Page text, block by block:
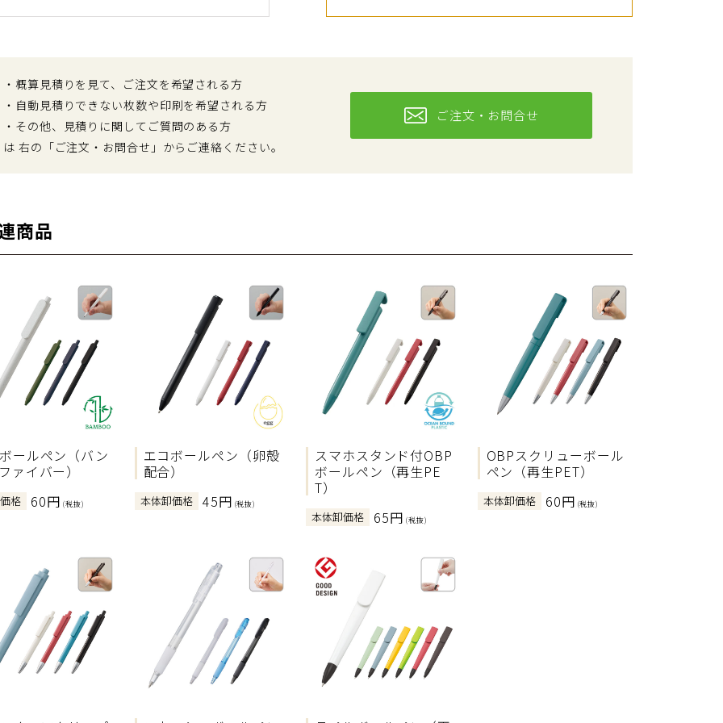
・概算見積りを見て、ご注文を希望される方
・自動見積りできない枚数や印刷を希望される方
・その他、見積りに関してご質問のある方
は 右の「ご注文・お問合せ」からご連絡ください。
ご注文・お問合せ
商品
ールペン（バン
ァイバー）
格 60円 (税抜)
エコボールペン（卵殻
配合）
本体卸価格 45円 (税抜)
スマホスタンド付OBP
ボールペン（再生PE
T）
本体卸価格 65円 (税抜)
OBPスクリューボール
ペン（再生PET）
本体卸価格 60円 (税抜)